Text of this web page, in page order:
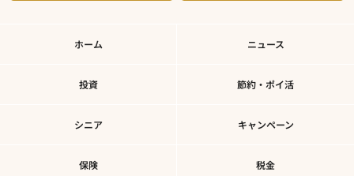
ホーム ニュース
投資 節約・ポイ活
シニア キャンペーン
保険 税金